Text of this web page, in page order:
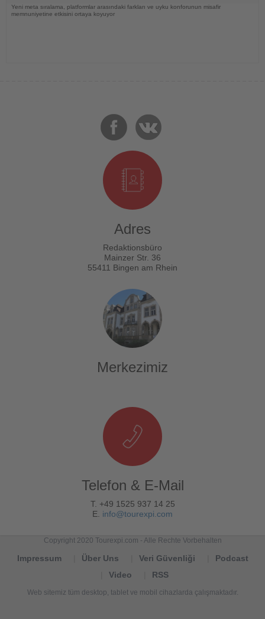
Yeni meta sıralama, platformlar arasındaki farkları ve uyku konforunun misafir
memnuniyetine etkisini ortaya koyuyor
Adres
Redaktionsbüro
Mainzer Str. 36
55411 Bingen am Rhein
Merkezimiz
Telefon & E-Mail
T. +49 1525 937 14 25
E. info@tourexpi.com
Copyright 2020 Tourexpi.com - Alle Rechte Vorbehalten
Impressum Über Uns Veri Güvenliği
Podcast
Video
RSS
Web sitemiz tüm desktop, tablet ve mobil cihazlarda çalışmaktadır.